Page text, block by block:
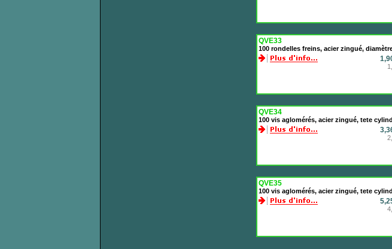
QVE33
100 rondelles freins, acier zingué,
QVE34
100 vis aglomérés, acier zingué, tete
QVE35
100 vis aglomérés, acier zingué, tete